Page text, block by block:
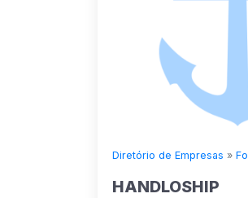
Diretório de Empresas »
HANDLOSHIP